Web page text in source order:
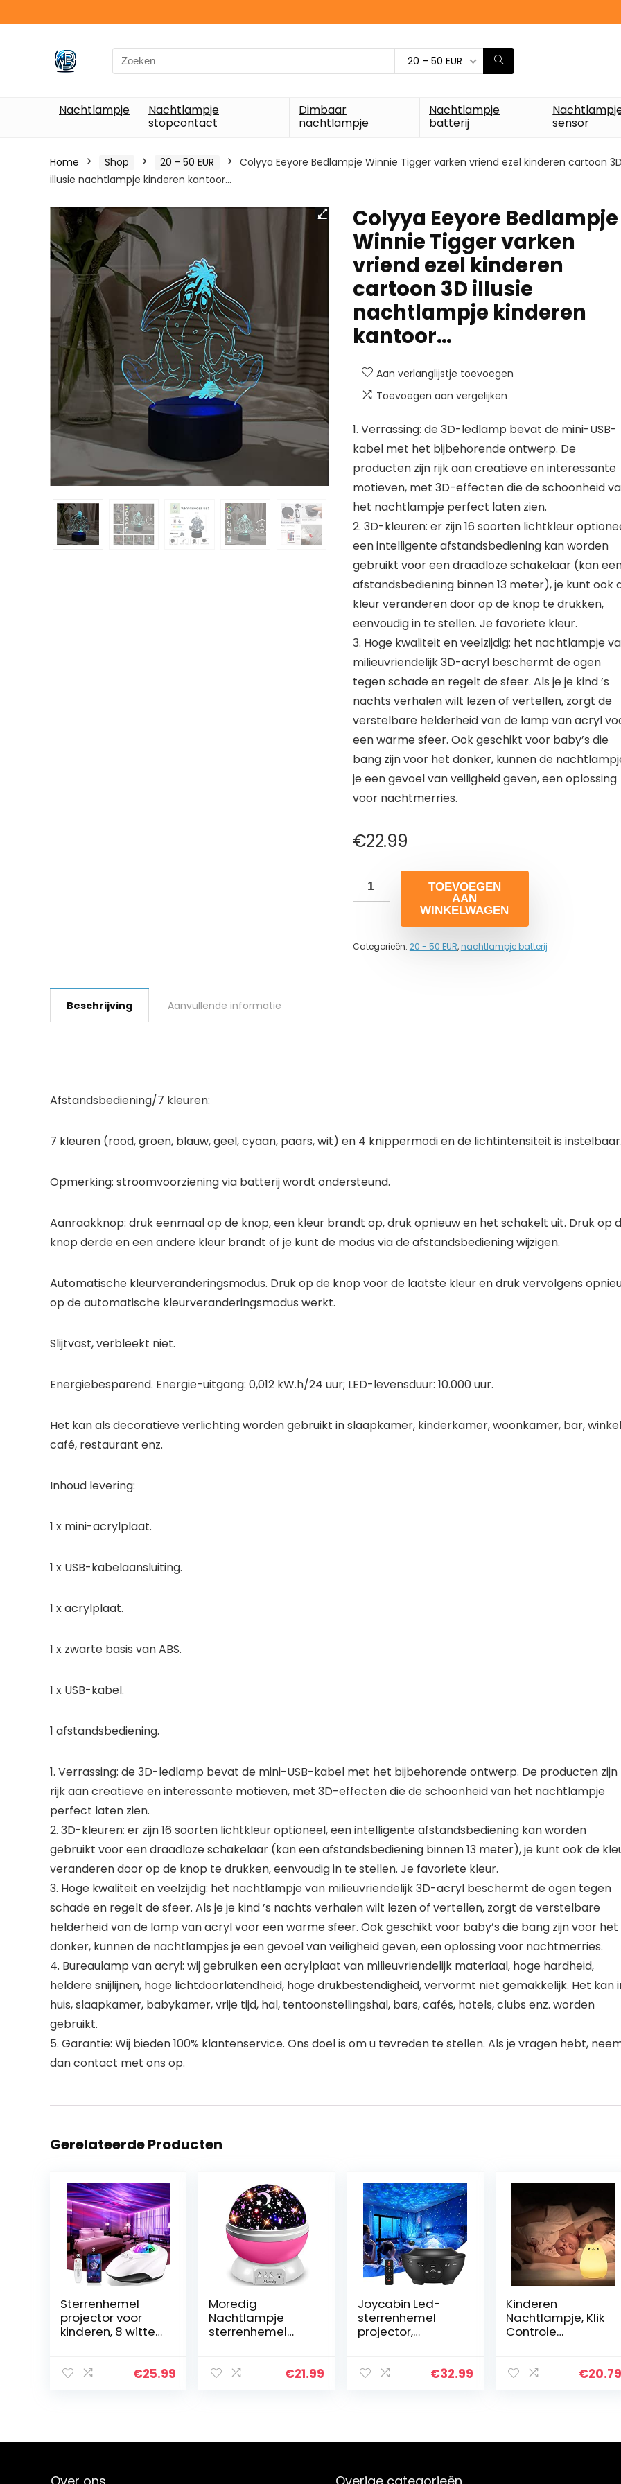
Search
for:
20 – 50 EUR
Nachtlampje
Nachtlampje
stopcontact
Dimbaar
nachtlampje
Nachtlampje
batterij
sensor
Home Shop 20 - 50 EUR
Colyya Eeyore Bedlampje Winnie Tigger varken vriend ezel kinderen cartoon
illusie nachtlampje kinderen kantoor…
Colyya Eeyore Bedlampje
Winnie Tigger varken
vriend ezel kinderen
cartoon 3D illusie
nachtlampje kinderen
kantoor…
Aan verlanglijstje toevoegen
Toevoegen aan vergelijken
1. Verrassing: de 3D-ledlamp bevat de mini-USB-
kabel met het bijbehorende ontwerp. De
producten zijn rijk aan creatieve en interessante
motieven, met 3D-effecten die de schoonheid
het nachtlampje perfect laten zien.
2. 3D-kleuren: er zijn 16 soorten lichtkleur
een intelligente afstandsbediening kan worden
gebruikt voor een draadloze schakelaar (kan
afstandsbediening binnen 13 meter), je kunt ook
kleur veranderen door op de knop te drukken,
eenvoudig in te stellen. Je favoriete kleur.
3. Hoge kwaliteit en veelzijdig: het nachtlampje
milieuvriendelijk 3D-acryl beschermt de ogen
tegen schade en regelt de sfeer. Als je je kind ’s
nachts verhalen wilt lezen of vertellen, zorgt de
verstelbare helderheid van de lamp van acryl
een warme sfeer. Ook geschikt voor baby’s die
bang zijn voor het donker, kunnen de
je een gevoel van veiligheid geven, een oplossing
voor nachtmerries.
€22.99
TOEVOEGEN
AAN
WINKELWAGEN
Categorieën: 20 - 50 EUR, nachtlampje batterij
Beschrijving Aanvullende informatie
Afstandsbediening/7 kleuren:
7 kleuren (rood, groen, blauw, geel, cyaan, paars, wit) en 4 knippermodi en de lichtintensiteit is
Opmerking: stroomvoorziening via batterij wordt ondersteund.
Aanraakknop: druk eenmaal op de knop, een kleur brandt op, druk opnieuw en het schakelt uit. Druk op
knop derde en een andere kleur brandt of je kunt de modus via de afstandsbediening wijzigen.
Automatische kleurveranderingsmodus. Druk op de knop voor de laatste kleur en druk vervolgens
op de automatische kleurveranderingsmodus werkt.
Slijtvast, verbleekt niet.
Energiebesparend. Energie-uitgang: 0,012 kW.h/24 uur; LED-levensduur: 10.000 uur.
Het kan als decoratieve verlichting worden gebruikt in slaapkamer, kinderkamer, woonkamer, bar,
café, restaurant enz.
Inhoud levering:
1 x mini-acrylplaat.
1 x USB-kabelaansluiting.
1 x acrylplaat.
1 x zwarte basis van ABS.
1 x USB-kabel.
1 afstandsbediening.
1. Verrassing: de 3D-ledlamp bevat de mini-USB-kabel met het bijbehorende ontwerp. De producten zijn
rijk aan creatieve en interessante motieven, met 3D-effecten die de schoonheid van het nachtlampje
perfect laten zien.
2. 3D-kleuren: er zijn 16 soorten lichtkleur optioneel, een intelligente afstandsbediening kan worden
gebruikt voor een draadloze schakelaar (kan een afstandsbediening binnen 13 meter), je kunt ook de
veranderen door op de knop te drukken, eenvoudig in te stellen. Je favoriete kleur.
3. Hoge kwaliteit en veelzijdig: het nachtlampje van milieuvriendelijk 3D-acryl beschermt de ogen tegen
schade en regelt de sfeer. Als je je kind ’s nachts verhalen wilt lezen of vertellen, zorgt de verstelbare
helderheid van de lamp van acryl voor een warme sfeer. Ook geschikt voor baby’s die bang zijn voor het
donker, kunnen de nachtlampjes je een gevoel van veiligheid geven, een oplossing voor nachtmerries.
4. Bureaulamp van acryl: wij gebruiken een acrylplaat van milieuvriendelijk materiaal, hoge hardheid,
heldere snijlijnen, hoge lichtdoorlatendheid, hoge drukbestendigheid, vervormt niet gemakkelijk. Het kan
huis, slaapkamer, babykamer, vrije tijd, hal, tentoonstellingshal, bars, cafés, hotels, clubs enz. worden
gebruikt.
5. Garantie: Wij bieden 100% klantenservice. Ons doel is om u tevreden te stellen. Als je vragen hebt,
dan contact met ons op.
Gerelateerde Producten
Sterrenhemel
projector voor
kinderen, 8 witte
led-projector, 8
€25.99
Moredig
Nachtlampje
sterrenhemel
nachtlampje met
€21.99
Joycabin Led-
sterrenhemel
projector,
projectielamp,
€32.99
Kinderen
Nachtlampje, Klik
Controle
es voor
€20.79